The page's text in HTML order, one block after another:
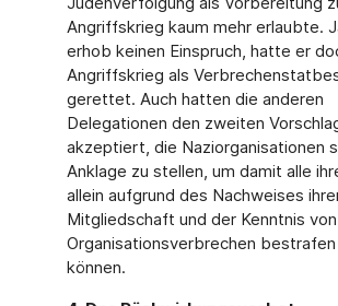
Angriffskrieg kaum mehr erlaubte.
erhob keinen Einspruch, hatte er
Angriffskrieg als
gerettet. Auch hatten die anderen
Delegationen den zweiten
akzeptiert, die Naziorganisationen
Anklage zu stellen, um damit alle
allein aufgrund des Nachweises
Mitgliedschaft und der Kenntnis von
Organisationsverbrechen bestrafen
können.